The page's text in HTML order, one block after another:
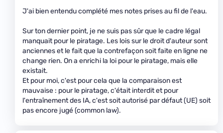
J'ai bien entendu complété mes notes prises au fil de l'eau.
Sur ton dernier point, je ne suis pas sûr que le cadre légal
manquait pour le piratage. Les lois sur le droit d'auteur sont
anciennes et le fait que la contrefaçon soit faite en ligne ne
change rien. On a enrichi la loi pour le piratage, mais elle
existait.
Et pour moi, c'est pour cela que la comparaison est
mauvaise : pour le piratage, c'était interdit et pour
l'entraînement des IA, c'est soit autorisé par défaut (UE) soit
pas encore jugé (common law).